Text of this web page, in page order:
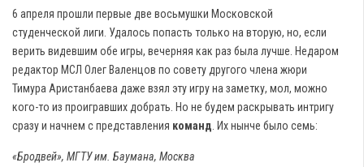
6 апреля прошли первые две восьмушки Московской
студенческой лиги. Удалось попасть только на вторую, но, если
верить видевшим обе игры, вечерняя как раз была лучше. Недаром
редактор МСЛ Олег Валенцов по совету другого члена жюри
Тимура Аристанбаева даже взял эту игру на заметку, мол, можно
кого-то из проигравших добрать. Но не будем раскрывать интригу
сразу и начнем с представления команд . Их нынче было семь:
«Бродвей», МГТУ им. Баумана, Москва